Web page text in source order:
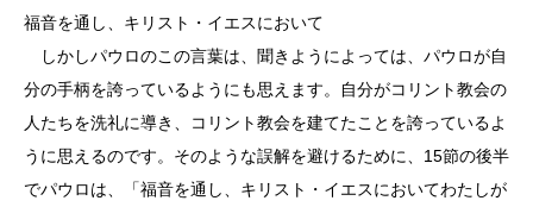
福音を通し、キリスト・イエスにおいて
しかしパウロのこの言葉は、聞きようによっては、パウロが自
分の手柄を誇っているようにも思えます。自分がコリント教会の
人たちを洗礼に導き、コリント教会を建てたことを誇っているよ
うに思えるのです。そのような誤解を避けるために、15節の後半
でパウロは、「福音を通し、キリスト・イエスにおいてわたしが